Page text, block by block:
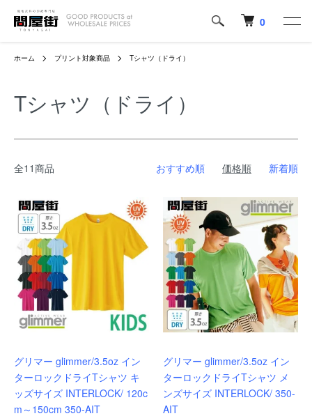
0
ホーム プリント対象商品 Tシャツ（ドライ）
Tシャツ（ドライ）
全11商品 おすすめ順 価格順 新着順
グリマー glimmer/3.5oz イン
ターロックドライTシャツ キ
ッズサイズ INTERLOCK/ 120c
m～150cm 350-AIT
グリマー glimmer/3.5oz イン
ターロックドライTシャツ メ
ンズサイズ INTERLOCK/ 350-
AIT